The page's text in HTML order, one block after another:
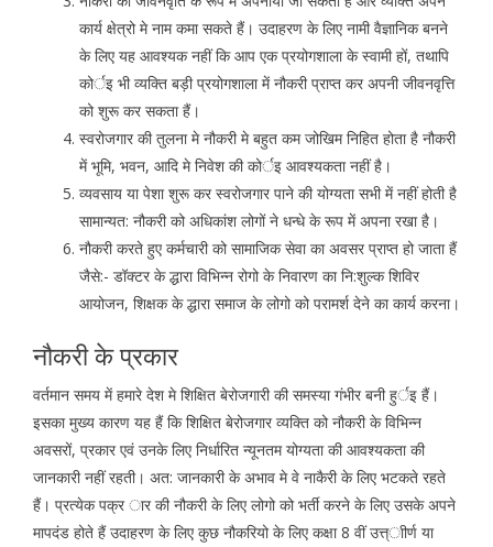
कार्य क्षेत्रो मे नाम कमा सकते हैं। उदाहरण के लिए नामी वैज्ञानिक बनने
के लिए यह आवश्यक नहीं कि आप एक प्रयोगशाला के स्वामी हों, तथापि
कोर्इ भी व्यक्ति बड़ी प्रयोगशाला में नौकरी प्राप्त कर अपनी जीवनवृत्ति
को शुरू कर सकता हैं।
स्वरोजगार की तुलना मे नौकरी मे बहुत कम जोखिम निहित होता है नौकरी
में भूमि, भवन, आदि मे निवेश की कोर्इ आवश्यकता नहीं है।
व्यवसाय या पेशा शुरू कर स्वरोजगार पाने की योग्यता सभी में नहीं होती है
सामान्यत: नौकरी को अधिकांश लोगों ने धन्धे के रूप में अपना रखा है।
नौकरी करते हुए कर्मचारी को सामाजिक सेवा का अवसर प्राप्त हो जाता हैं
जैसे:- डॉक्टर के द्धारा विभिन्न रोगो के निवारण का नि:शुल्क शिविर
आयोजन, शिक्षक के द्धारा समाज के लोगो को परामर्श देने का कार्य करना।
नौकरी के प्रकार
वर्तमान समय में हमारे देश मे शिक्षित बेरोजगारी की समस्या गंभीर बनी हुर्इ हैं।
इसका मुख्य कारण यह हैं कि शिक्षित बेरोजगार व्यक्ति को नौकरी के विभिन्न
अवसरों, प्रकार एवं उनके लिए निर्धारित न्यूनतम योग्यता की आवश्यकता की
जानकारी नहीं रहती। अत: जानकारी के अभाव मे वे नाकैरी के लिए भटकते रहते
हैं। प्रत्येक पक्र ार की नौकरी के लिए लोगो को भर्ती करने के लिए उसके अपने
मापदंड होते हैं उदाहरण के लिए कुछ नौकरियो के लिए कक्षा 8 वीं उत्त्ाीर्ण या